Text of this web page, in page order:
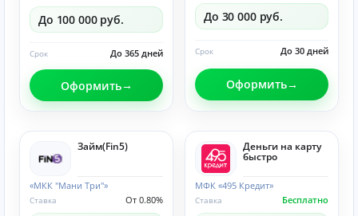
До 100 000 руб.
До 365 дней
Срок
Оформить
До 30 000 руб.
До 30 дней
Срок
Оформить
Займ(Fin5)
«МКК "Мани Три"»
От 0.80%
Ставка
Деньги на карту
быстро
МФК «495 Кредит»
Бесплатно
Ставка